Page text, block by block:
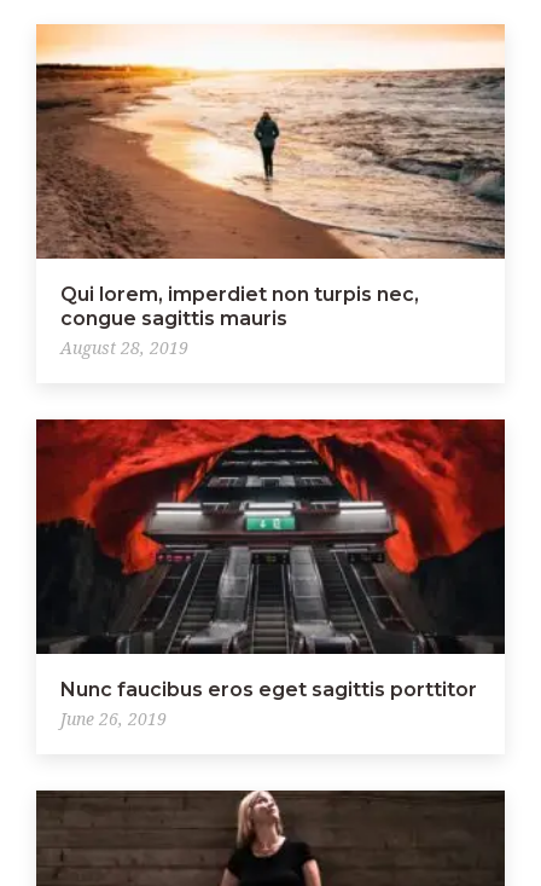
Qui lorem, imperdiet non turpis nec,
congue sagittis mauris
August 28, 2019
Nunc faucibus eros eget sagittis porttitor
June 26, 2019